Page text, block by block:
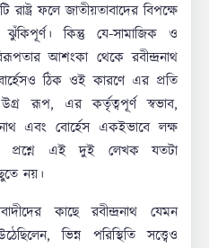
রাষ্ট্র ফলে জাতীয়তাবাদের বিপক্ষে
কিন্তু যে-সামাজিক ও
আশংকা থেকে রবীন্দ্রনাথ
ঠিক ওই কারণে এর প্রতি
উগ্র রূপ, এর কর্তৃত্বপূর্ণ স্বভাব,
এবং বোর্হেস একইভাবে লক্ষ
প্রশ্নে এই দুই লেখক যতটা
নয়।
কাছে রবীন্দ্রনাথ যেমন
ভিন্ন পরিস্থিতি সত্ত্বেও